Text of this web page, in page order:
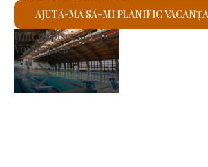
AJUTĂ-MĂ SĂ-MI PLANIFIC VACANȚA
Piața producătorilor
Voi verifica